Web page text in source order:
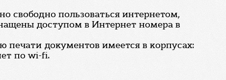
свободно пользоваться интернетом,
доступом в Интернет номера в
документов имеется в корпусах:
по wi-fi.